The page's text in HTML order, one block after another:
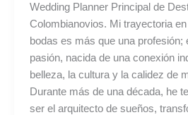
Wedding Planner Principal de
Colombianovios. Mi trayectoria
bodas es más que una profesión;
pasión, nacida de una conexión
belleza, la cultura y la calidez de
Durante más de una década, he
ser el arquitecto de sueños,